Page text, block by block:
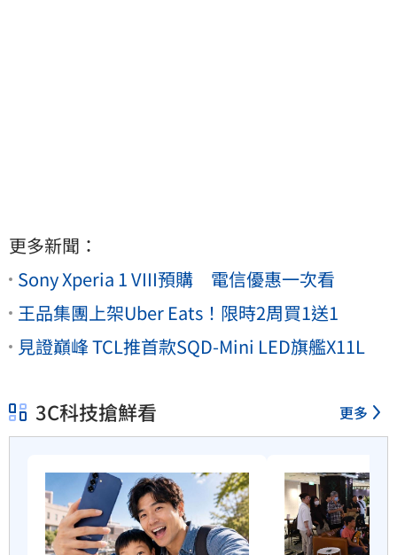
更多新聞：
Sony Xperia 1 VIII預購 電信優惠一次看
王品集團上架Uber Eats！限時2周買1送1
見證巔峰 TCL推首款SQD-Mini LED旗艦X11L
3C科技搶鮮看 更多